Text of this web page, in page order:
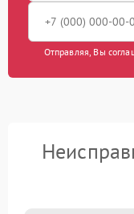
Отправляя, Вы